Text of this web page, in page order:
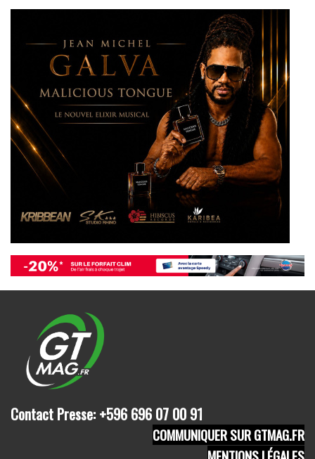
Contact Presse: +596 696 07 00 91
COMMUNIQUER SUR GTMAG.FR